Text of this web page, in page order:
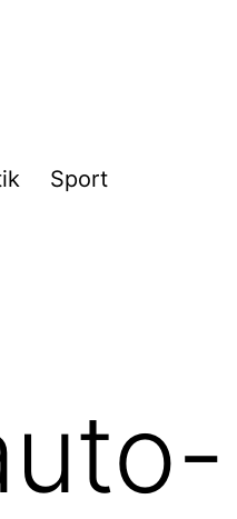
Sport